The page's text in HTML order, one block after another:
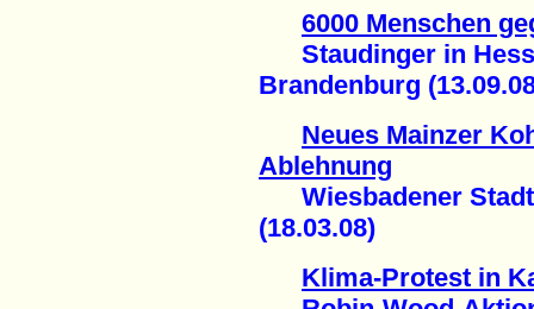
6000 Menschen
Staudinger in
Brandenburg
Neues Mainzer
Ablehnung
Wiesbadener
(18.03.08)
Klima-Protest in